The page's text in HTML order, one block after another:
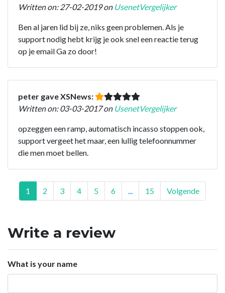
Written on: 27-02-2019 on UsenetVergelijker
Ben al jaren lid bij ze, niks geen problemen. Als je
support nodig hebt krijg je ook snel een reactie terug
op je email Ga zo door!
peter gave XSNews:
Written on: 03-03-2017 on UsenetVergelijker
opzeggen een ramp, automatisch incasso stoppen ook,
support vergeet het maar, een lullig telefoonnummer
die men moet bellen.
1 2 3 4 5 6 15 Volgende
Write a review
What is your name